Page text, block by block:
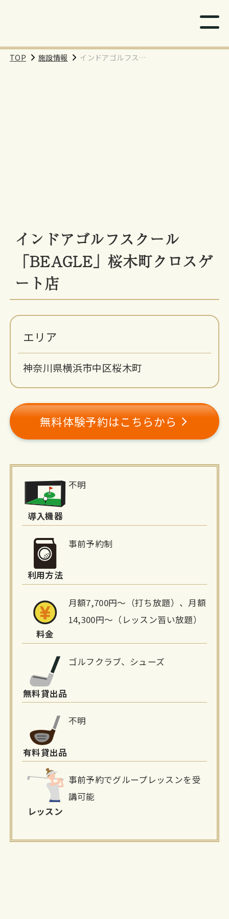
TOP 施設情報
インドアゴルフスク
インドアゴルフスクール
「BEAGLE」桜木町クロスゲ
ート店
エリア
神奈川県横浜市中区桜木町
無料体験予約はこちらから
報
導入機器
不明
利用方法
事前予約制
料金
月額7,700円～（打ち放題）、月額
14,300円～（レッスン習い放題）
無料貸出品
ゴルフクラブ、シューズ
有料貸出品
不明
レッスン
事前予約でグループレッスンを受
講可能